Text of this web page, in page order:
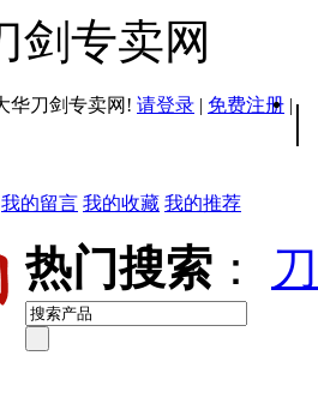
剑专卖网
华刀剑专卖网! 请登录 | 免费注册 | |
我的留言 我的收藏 我的推荐
热门搜索 ：